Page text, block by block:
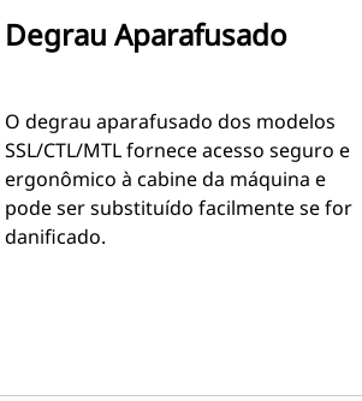
Degrau Aparafusado
O degrau aparafusado dos modelos
SSL/CTL/MTL fornece acesso seguro e
ergonômico à cabine da máquina e
pode ser substituído facilmente se for
danificado.